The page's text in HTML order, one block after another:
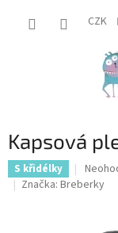
CZK
Kapsová
S křidélky
Značka: Breberky